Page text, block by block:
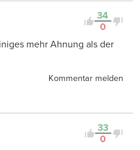
34
0
mehr Ahnung als der
Kommentar melden
33
0